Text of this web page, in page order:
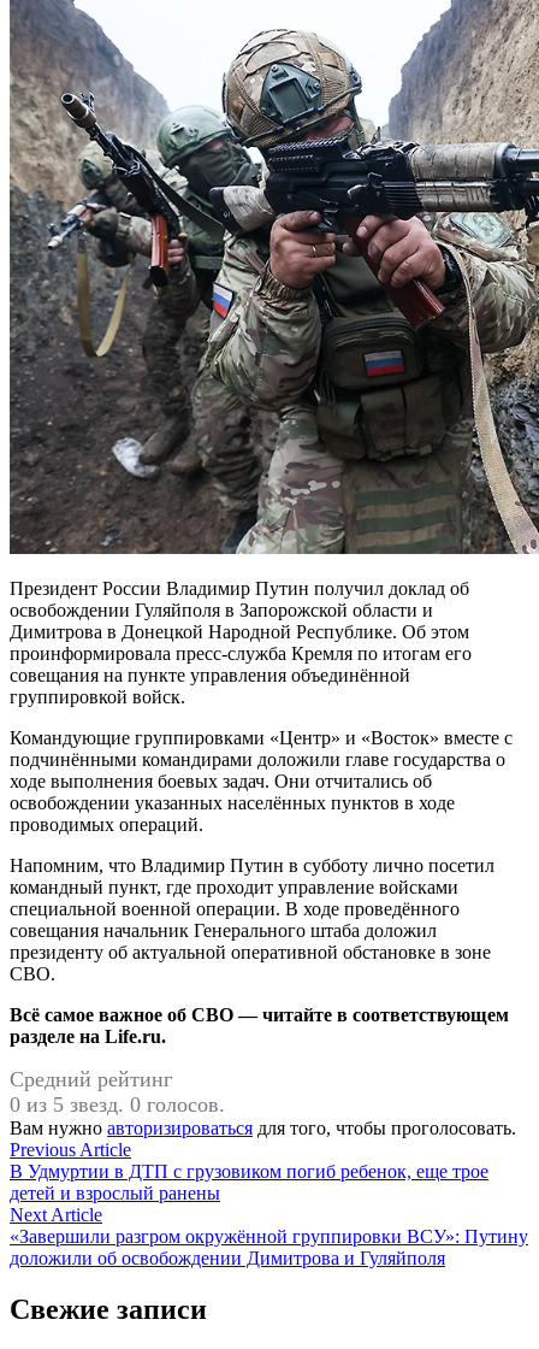
Президент России Владимир Путин получил доклад об
освобождении Гуляйполя в Запорожской области и
Димитрова в Донецкой Народной Республике. Об этом
проинформировала пресс-служба Кремля по итогам его
совещания на пункте управления объединённой
группировкой войск.
Командующие группировками «Центр» и «Восток» вместе с
подчинёнными командирами доложили главе государства о
ходе выполнения боевых задач. Они отчитались об
освобождении указанных населённых пунктов в ходе
проводимых операций.
Напомним, что Владимир Путин в субботу лично посетил
командный пункт, где проходит управление войсками
специальной военной операции. В ходе проведённого
совещания начальник Генерального штаба доложил
президенту об актуальной оперативной обстановке в зоне
СВО.
Всё самое важное об СВО — читайте в соответствующем
разделе на Life.ru.
Средний рейтинг
0 из 5 звезд. 0 голосов.
Вам нужно авторизироваться для того, чтобы проголосовать.
Навигация
по
записям
Previous ArticlePrevious
article:
В Удмуртии в ДТП с грузовиком погиб ребенок, еще трое
детей и взрослый ранены
Next ArticleNext
article:
«Завершили разгром окружённой группировки ВСУ»: Путину
доложили об освобождении Димитрова и Гуляйполя
Свежие записи